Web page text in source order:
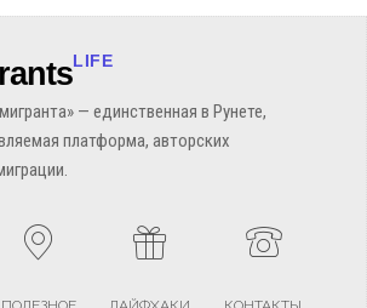
LIFE
— единственная в Рунете,
платформа, авторских